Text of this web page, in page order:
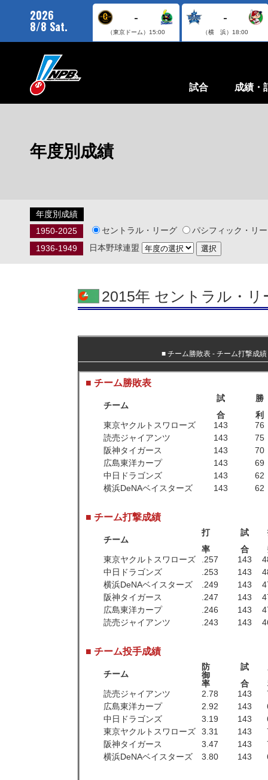
2026
8/8 Sat.
-
（東京ドーム） 15:00
-
（横 浜） 18:00
試合 成績・
年度別成績
年度別成績
1950-2025
セントラル・リーグ
パシフィック・リ
1936-1949
日本野球連盟
2015年 セントラル・リ
■ チーム勝敗表 ‐ チーム打撃成績
■ チーム勝敗表
チーム
試
合
勝
利
東京ヤクルトスワローズ
143
76
読売ジャイアンツ
143
75
阪神タイガース
143
70
広島東洋カープ
143
69
中日ドラゴンズ
143
62
横浜DeNAベイスターズ
143 62
■ チーム打撃成績
チーム
打
率
試
合
東京ヤクルトスワローズ
.257 143
中日ドラゴンズ
.253 143
横浜DeNAベイスターズ
.249 143
阪神タイガース
.247 143
広島東洋カープ
.246 143
読売ジャイアンツ
.243 143
■ チーム投手成績
チーム
防
御
率
試
合
読売ジャイアンツ
2.78 143
広島東洋カープ
2.92 143
中日ドラゴンズ
3.19 143
東京ヤクルトスワローズ
3.31 143
阪神タイガース
3.47 143
横浜DeNAベイスターズ
3.80 143